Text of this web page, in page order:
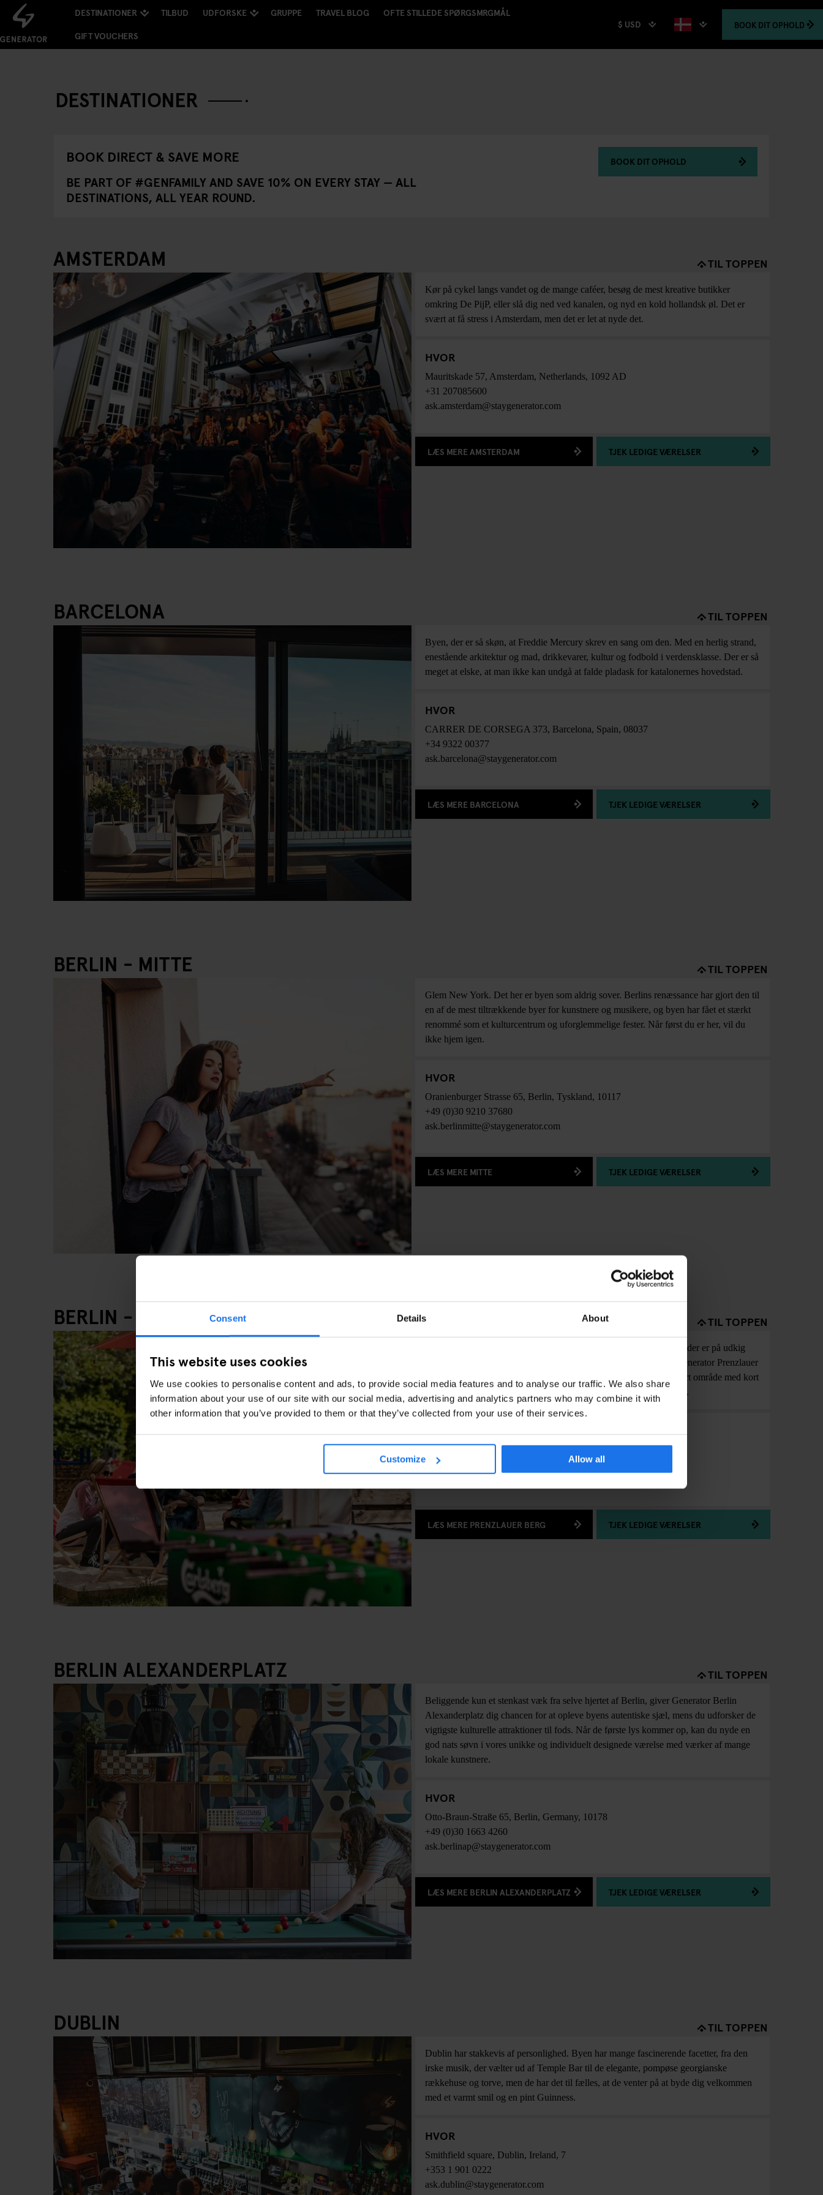
Consent Details About
This website uses cookies
We use cookies to personalise content and ads, to provide social media features and to analyse our traffic. We also share
information about your use of our site with our social media, advertising and analytics partners who may combine it with
other information that you’ve provided to them or that they’ve collected from your use of their services.
Customize Allow all
DESTINATIONER TILBUD UDFORSKE GRUPPE TRAVEL BLOG
OFTE STILLEDE SPØRGSMRGMÅL
GIFT VOUCHERS
$ USD BOOK DIT OPHOLD
DESTINATIONER
BOOK DIRECT & SAVE MORE
BE PART OF #GENFAMILY AND SAVE 10% ON EVERY STAY — ALL
DESTINATIONS, ALL YEAR ROUND.
BOOK DIT OPHOLD
AMSTERDAM TIL TOPPEN
Kør på cykel langs vandet og de mange caféer, besøg de mest kreative butikker
omkring De PijP, eller slå dig ned ved kanalen, og nyd en kold hollandsk øl. Det er
svært at få stress i Amsterdam, men det er let at nyde det.
HVOR
Mauritskade 57, Amsterdam, Netherlands, 1092 AD
+31 207085600
ask.amsterdam@staygenerator.com
LÆS MERE AMSTERDAM TJEK LEDIGE VÆRELSER
BARCELONA TIL TOPPEN
Byen, der er så skøn, at Freddie Mercury skrev en sang om den. Med en herlig strand,
enestående arkitektur og mad, drikkevarer, kultur og fodbold i verdensklasse. Der er så
meget at elske, at man ikke kan undgå at falde pladask for katalonernes hovedstad.
HVOR
CARRER DE CORSEGA 373, Barcelona, Spain, 08037
+34 9322 00377
ask.barcelona@staygenerator.com
LÆS MERE BARCELONA TJEK LEDIGE VÆRELSER
BERLIN - MITTE TIL TOPPEN
Glem New York. Det her er byen som aldrig sover. Berlins renæssance har gjort den til
en af de mest tiltrækkende byer for kunstnere og musikere, og byen har fået et stærkt
renommé som et kulturcentrum og uforglemmelige fester. Når først du er her, vil du
ikke hjem igen.
HVOR
Oranienburger Strasse 65, Berlin, Tyskland, 10117
+49 (0)30 9210 37680
ask.berlinmitte@staygenerator.com
LÆS MERE MITTE TJEK LEDIGE VÆRELSER
BERLIN - PRENZLAUER BERG TIL TOPPEN
Det perfekte sted til backpackers, folk på weekendtur samt grupper, der er på udkig
efter prisvenligt overnatningssted med en skøn social atmosfære! Generator Prenzlauer
Berg ligger i det mest uformelle kvarter i Østberlin i et rent og sikkert område med kort
afstand til undergrundsbanen og sporvognen ved Landsberger Allee.
Storkower Strasse 160
+49 (0)30 4081 89000
LÆS MERE PRENZLAUER BERG TJEK LEDIGE VÆRELSER
BERLIN ALEXANDERPLATZ TIL TOPPEN
Beliggende kun et stenkast væk fra selve hjertet af Berlin, giver Generator Berlin
Alexanderplatz dig chancen for at opleve byens autentiske sjæl, mens du udforsker de
vigtigste kulturelle attraktioner til fods. Når de første lys kommer op, kan du nyde en
god nats søvn i vores unikke og individuelt designede værelse med værker af mange
lokale kunstnere.
HVOR
Otto-Braun-Straße 65, Berlin, Germany, 10178
+49 (0)30 1663 4260
ask.berlinap@staygenerator.com
LÆS MERE BERLIN ALEXANDERPLATZ TJEK LEDIGE VÆRELSER
DUBLIN TIL TOPPEN
Dublin har stakkevis af personlighed. Byen har mange fascinerende facetter, fra den
irske musik, der vælter ud af Temple Bar til de elegante, pompøse georgianske
rækkehuse og torve, men de har det til fælles, at de venter på at byde dig velkommen
med et varmt smil og en pint Guinness.
HVOR
Smithfield square, Dublin, Ireland, 7
+353 1 901 0222
ask.dublin@staygenerator.com